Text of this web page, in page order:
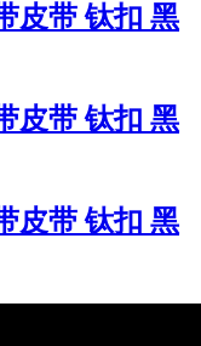
皮带 钛扣 黑
皮带 钛扣 黑
皮带 钛扣 黑